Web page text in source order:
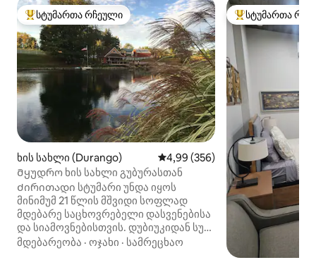
სტუმართა რჩეული მოწინავე ვარიანტი
სტუმართა რჩეული
ხის სახლი (Durango) საშუალო შეფასებაა 5‑დან
4,99 (356)
Მყუდრო ხის სახლი გუბურასთან
Ძირითადი სტუმარი უნდა იყოს
მინიმუმ 21 წლის მშვიდი სოფლად
მდებარე საცხოვრებელი დასვენებისა
და სიამოვნებისთვის. დუბიუკიდან სულ
რაღაც 14 კილომეტრში დასავლეთით,
მდებარეობა · ოჯახი · სამრეცხაო
სტუმართა
სტუმართა